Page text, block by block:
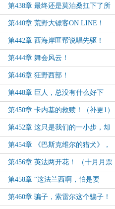
第438章 最终还是莫泊桑扛下了所
有！
第440章 荒野大镖客ON LINE！
第442章 西海岸匪帮说唱先驱！
第444章 舞会风云！
第446章 狂野西部！
第448章 巨人，总没有什么好下
场！
第450章 卡内基的救赎！（补更1）
第452章 这只是我们的一小步，却
是美国文明的一大步！
第454章 《巴斯克维尔的猎犬》，
完稿！
第456章 英法两开花！ （十月月票
加更13）
第458章 “这法兰西啊，怕是要
完”！
第460章 骗子，索雷尔这个骗子！